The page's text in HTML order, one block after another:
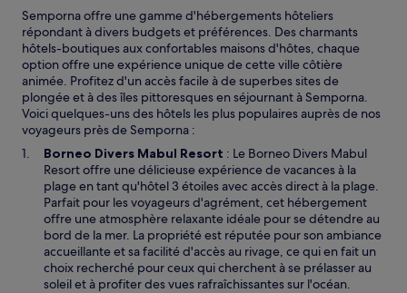
Semporna offre une gamme d'hébergements hôteliers
répondant à divers budgets et préférences. Des charmants
hôtels-boutiques aux confortables maisons d'hôtes, chaque
option offre une expérience unique de cette ville côtière
animée. Profitez d'un accès facile à de superbes sites de
plongée et à des îles pittoresques en séjournant à Semporna.
Voici quelques-uns des hôtels les plus populaires auprès de nos
voyageurs près de Semporna :
Borneo Divers Mabul Resort S
’
o
u
v
r
e
d
a
: Le Borneo Divers Mabul
Resort offre une délicieuse expérience de vacances à la
plage en tant qu'hôtel 3 étoiles avec accès direct à la plage.
Parfait pour les voyageurs d'agrément, cet hébergement
offre une atmosphère relaxante idéale pour se détendre au
bord de la mer. La propriété est réputée pour son ambiance
accueillante et sa facilité d'accès au rivage, ce qui en fait un
choix recherché pour ceux qui cherchent à se prélasser au
soleil et à profiter des vues rafraîchissantes sur l'océan.